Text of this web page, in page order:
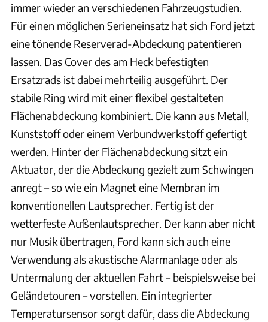
immer wieder an verschiedenen Fahrzeugstudien.
Für einen möglichen Serieneinsatz hat sich Ford jetzt
eine tönende Reserverad-Abdeckung patentieren
lassen. Das Cover des am Heck befestigten
Ersatzrads ist dabei mehrteilig ausgeführt. Der
stabile Ring wird mit einer flexibel gestalteten
Flächenabdeckung kombiniert. Die kann aus Metall,
Kunststoff oder einem Verbundwerkstoff gefertigt
werden. Hinter der Flächenabdeckung sitzt ein
Aktuator, der die Abdeckung gezielt zum Schwingen
anregt – so wie ein Magnet eine Membran im
konventionellen Lautsprecher. Fertig ist der
wetterfeste Außenlautsprecher. Der kann aber nicht
nur Musik übertragen, Ford kann sich auch eine
Verwendung als akustische Alarmanlage oder als
Untermalung der aktuellen Fahrt – beispielsweise bei
Geländetouren – vorstellen. Ein integrierter
Temperatursensor sorgt dafür, dass die Abdeckung